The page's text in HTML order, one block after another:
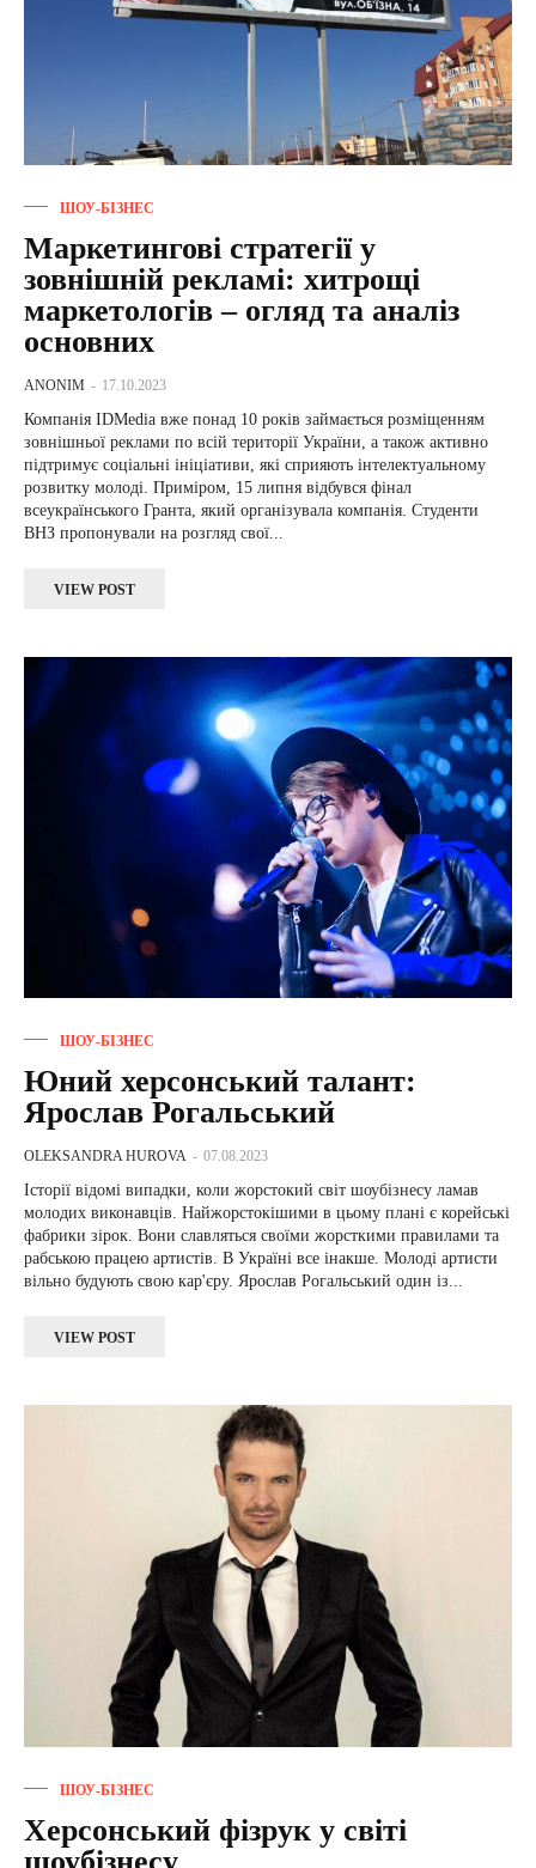
ШОУ-БІЗНЕС
Маркетингові стратегії у
зовнішній рекламі: хитрощі
маркетологів – огляд та аналіз
основних
ANONIM - 17.10.2023
Компанія IDMedia вже понад 10 років займається розміщенням
зовнішньої реклами по всій території України, а також активно
підтримує соціальні ініціативи, які сприяють інтелектуальному
розвитку молоді. Приміром, 15 липня відбувся фінал
всеукраїнського Гранта, який організувала компанія. Студенти
ВНЗ пропонували на розгляд свої...
VIEW POST
ШОУ-БІЗНЕС
Юний херсонський талант:
Ярослав Рогальський
OLEKSANDRA HUROVA - 07.08.2023
Історії відомі випадки, коли жорстокий світ шоубізнесу ламав
молодих виконавців. Найжорстокішими в цьому плані є корейські
фабрики зірок. Вони славляться своїми жорсткими правилами та
рабською працею артистів. В Україні все інакше. Молоді артисти
вільно будують свою кар'єру. Ярослав Рогальський один із...
VIEW POST
ШОУ-БІЗНЕС
Херсонський фізрук у світі